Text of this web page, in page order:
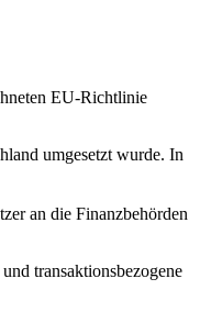
EU-Richtlinie
umgesetzt wurde. In
an die Finanzbehörden
transaktionsbezogene